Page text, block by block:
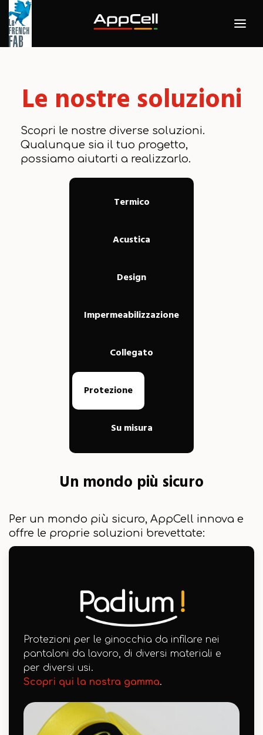
Le nostre soluzioni
Scopri le nostre diverse soluzioni.
Qualunque sia il tuo progetto,
possiamo aiutarti a realizzarlo.
Termico
Acustica
Design
Impermeabilizzazione
Collegato
Protezione
Su misura
Un mondo più sicuro
Per un mondo più sicuro, AppCell innova e
offre le proprie soluzioni brevettate:
Protezioni per le ginocchia da infilare nei
pantaloni da lavoro, di diversi materiali e
per diversi usi.
Scopri qui la nostra gamma.